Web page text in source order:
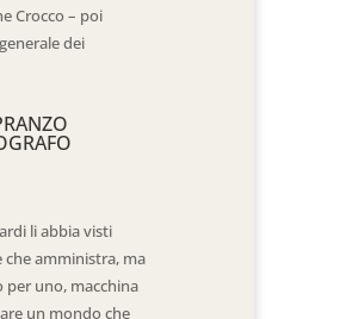
Crocco – poi
dei
li abbia visti
amministra, ma
per uno, macchina
un mondo che